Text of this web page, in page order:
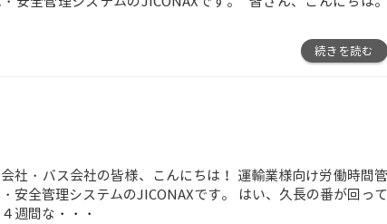
続きを読む
社・バス会社の皆様、こんにちは！ 運輸業様向け労働時間
安全管理システムのJICONAXです。 はい、久長の番が回って
週間な ・・・